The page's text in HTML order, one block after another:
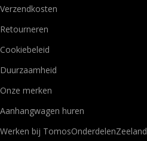
Verzendkosten
Retourneren
Cookiebeleid
Duurzaamheid
Onze merken
Aanhangwagen huren
Werken bij TomosOnderdelenZeeland